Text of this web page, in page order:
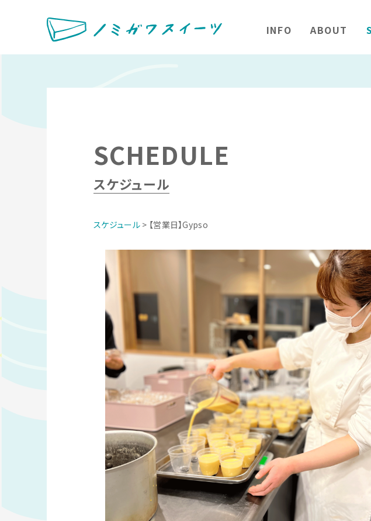
INFO ABOUT
SCHEDULE
スケジュール
スケジュール> 【営業日】Gypso